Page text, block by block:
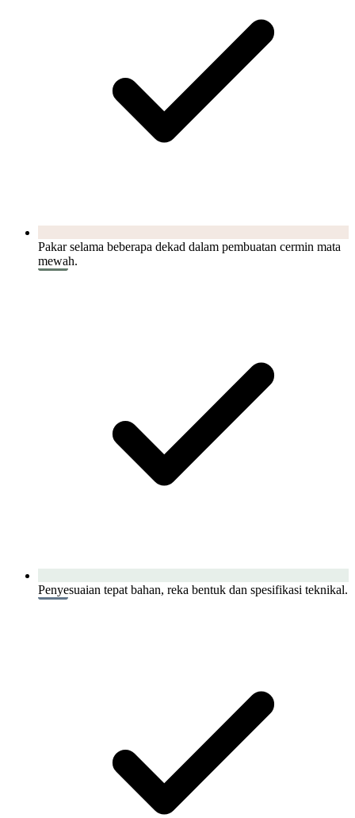
Pakar selama beberapa dekad dalam pembuatan cermin mata
mewah.
Penyesuaian tepat bahan, reka bentuk dan spesifikasi teknikal.